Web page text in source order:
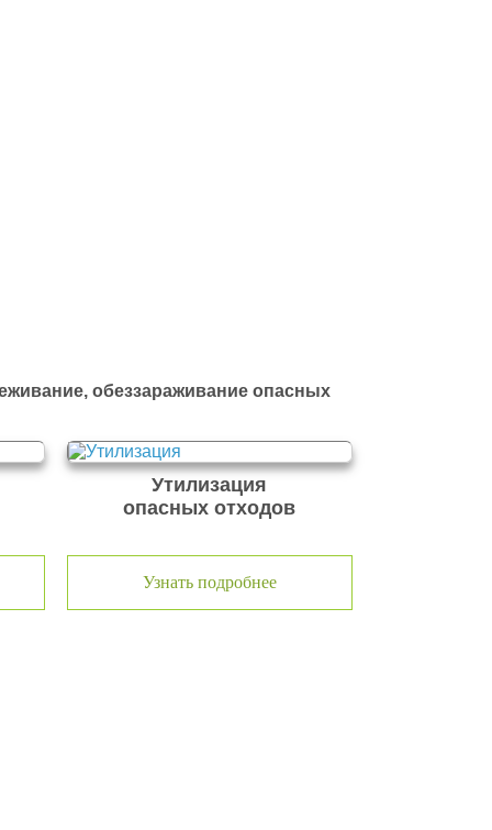
обеззараживание опасных
Утилизация
опасных отходов
Узнать подробнее